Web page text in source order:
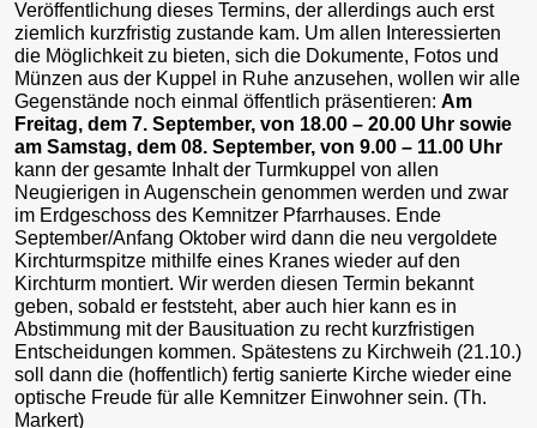
Veröffentlichung dieses Termins, der allerdings auch erst
ziemlich kurzfristig zustande kam. Um allen Interessierten
die Möglichkeit zu bieten, sich die Dokumente, Fotos und
Münzen aus der Kuppel in Ruhe anzusehen, wollen wir alle
Gegenstände noch einmal öffentlich präsentieren: Am
Freitag, dem 7. September, von 18.00 – 20.00 Uhr sowie
am Samstag, dem 08. September, von 9.00 – 11.00 Uhr
kann der gesamte Inhalt der Turmkuppel von allen
Neugierigen in Augenschein genommen werden und zwar
im Erdgeschoss des Kemnitzer Pfarrhauses. Ende
September/Anfang Oktober wird dann die neu vergoldete
Kirchturmspitze mithilfe eines Kranes wieder auf den
Kirchturm montiert. Wir werden diesen Termin bekannt
geben, sobald er feststeht, aber auch hier kann es in
Abstimmung mit der Bausituation zu recht kurzfristigen
Entscheidungen kommen. Spätestens zu Kirchweih (21.10.)
soll dann die (hoffentlich) fertig sanierte Kirche wieder eine
optische Freude für alle Kemnitzer Einwohner sein. (Th.
Markert)